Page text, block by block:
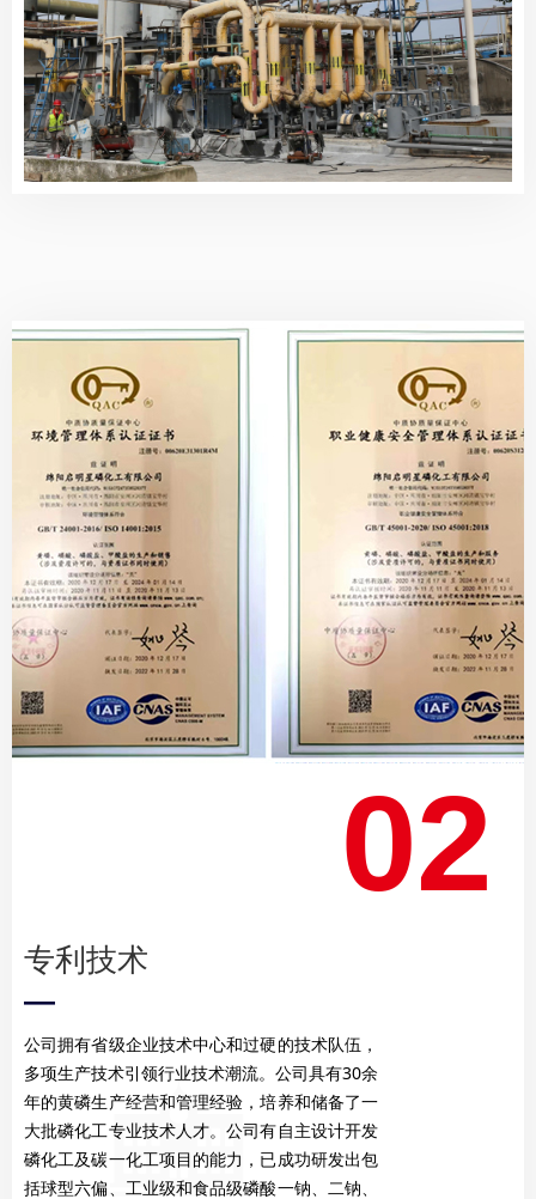
专利技术
—
公司拥有省级企业技术中心和过硬的技术队伍，
多项生产技术引领行业技术潮流。公司具有30余
年的黄磷生产经营和管理经验，培养和储备了一
大批磷化工专业技术人才。公司有自主设计开发
磷化工及碳一化工项目的能力，已成功研发出包
括球型六偏、工业级和食品级磷酸一钠、二钠、
02